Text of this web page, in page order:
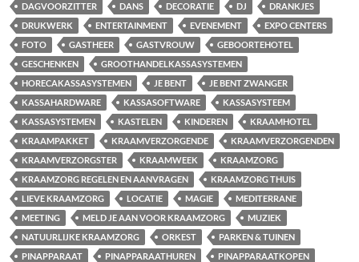
DAGVOORZITTER
DANS DECORATIE DJ
DRANKJES
DRUKWERK
ENTERTAINMENT EVENEMENT
EXPO CENTERS
FOTO
GASTHEER GASTVROUW
GEBOORTEHOTEL
GESCHENKEN
GROOTHANDELKASSASYSTEMEN
HORECAKASSASYSTEMEN
JE BENT
JE BENT ZWANGER
KASSAHARDWARE
KASSASOFTWARE
KASSASYSTEEM
KASSASYSTEMEN
KASTELEN KINDEREN
KRAAMHOTEL
KRAAMPAKKET
KRAAMVERZORGENDE
KRAAMVERZORGENDEN
KRAAMVERZORGSTER
KRAAMWEEK
KRAAMZORG
KRAAMZORG REGELEN EN AANVRAGEN
KRAAMZORG THUIS
LIEVE KRAAMZORG
LOCATIE MAGIE
MEDITERRANE
MEETING
MELD JE AAN VOOR KRAAMZORG
MUZIEK
NATUURLIJKE KRAAMZORG
ORKEST
PARKEN & TUINEN
PINAPPARAAT
PINAPPARAATHUREN
PINAPPARAATKOPEN